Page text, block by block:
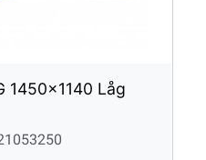
1450x1140 Låg